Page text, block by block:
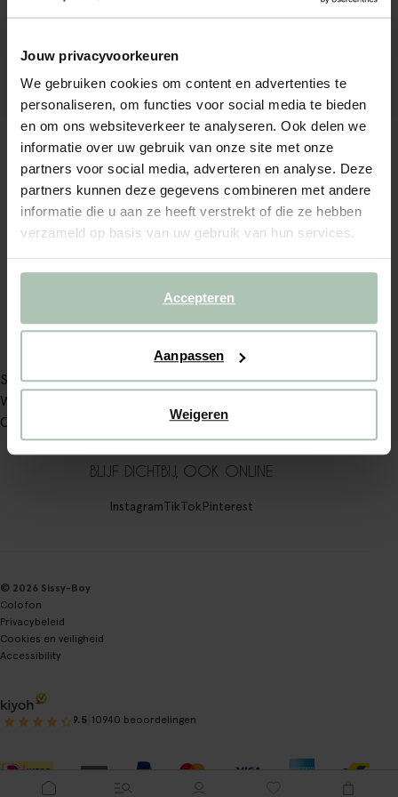
Jouw privacyvoorkeuren
We gebruiken cookies om content en advertenties te
personaliseren, om functies voor social media te bieden
en om ons websiteverkeer te analyseren. Ook delen we
informatie over uw gebruik van onze site met onze
partners voor social media, adverteren en analyse. Deze
partners kunnen deze gegevens combineren met andere
informatie die u aan ze heeft verstrekt of die ze hebben
verzameld op basis van uw gebruik van hun services.
Accepteren
Aanpassen
Weigeren
Multicolour tafelkleed met print (140 x 220 cm)
Service
Winkels
Over Sissy-Boy
BLIJF DICHTBIJ, OOK ONLINE
InstagramTikTokPinterest
© 2026 Sissy-Boy
Colofon
Privacybeleid
Cookies en veiligheid
Accessibility
9.5 10940 beoordelingen